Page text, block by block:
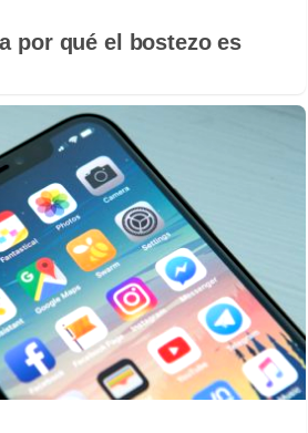
por qué el bostezo es